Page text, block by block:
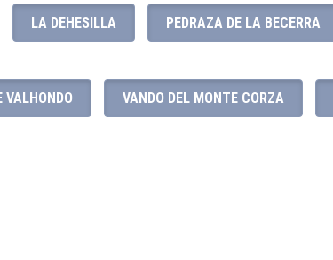
LA DEHESILLA PEDRAZA DE LA BECERRA
VALHONDO VANDO DEL MONTE CORZA